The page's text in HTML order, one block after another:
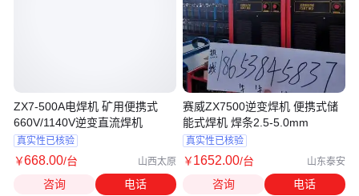
ZX7-500A电焊机 矿用便携式
660V/1140V逆变直流焊机
真实性已核验
￥668.00/台 山西太原
咨询 电话
赛威ZX7500逆变焊机 便携式储
能式焊机 焊条2.5-5.0mm
真实性已核验
￥1652.00/台 山东泰安
咨询 电话